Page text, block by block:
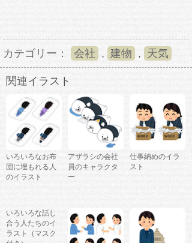
カテゴリー： 会社 , 建物 , 天気
関連イラスト
いろいろなお布
団に埋もれる人
のイラスト
アザラシの会社
員のキャラクタ
ー
仕事納めのイラ
スト
いろいろな話し
合う人たちのイ
ラスト（マスク